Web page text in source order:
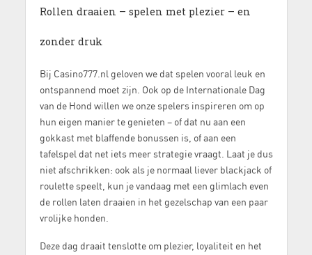
Rollen draaien – spelen met plezier – en
zonder druk
Bij Casino777.nl geloven we dat spelen vooral leuk en
ontspannend moet zijn. Ook op de Internationale Dag
van de Hond willen we onze spelers inspireren om op
hun eigen manier te genieten – of dat nu aan een
gokkast met blaffende bonussen is, of aan een
tafelspel dat net iets meer strategie vraagt. Laat je dus
niet afschrikken: ook als je normaal liever blackjack of
roulette speelt, kun je vandaag met een glimlach even
de rollen laten draaien in het gezelschap van een paar
vrolijke honden.
Deze dag draait tenslotte om plezier, loyaliteit en het